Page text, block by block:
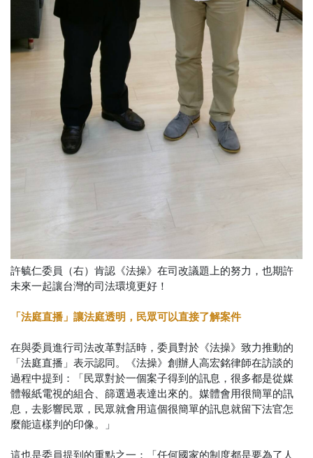
許毓仁委員（右）肯認《法操》在司改議題上的努力，也期許
未來一起讓台灣的司法環境更好！
「法庭直播」讓法庭透明，民眾可以直接了解案件
在與委員進行司法改革對話時，委員對於《法操》致力推動的
「法庭直播」表示認同。《法操》創辦人高宏銘律師在訪談的
過程中提到：「民眾對於一個案子得到的訊息，很多都是從媒
體報紙電視的組合、篩選過表達出來的。媒體會用很簡單的訊
息，去影響民眾，民眾就會用這個很簡單的訊息就留下法官怎
麼能這樣判的印像。」
這也是委員提到的重點之一：「任何國家的制度都是要為了人